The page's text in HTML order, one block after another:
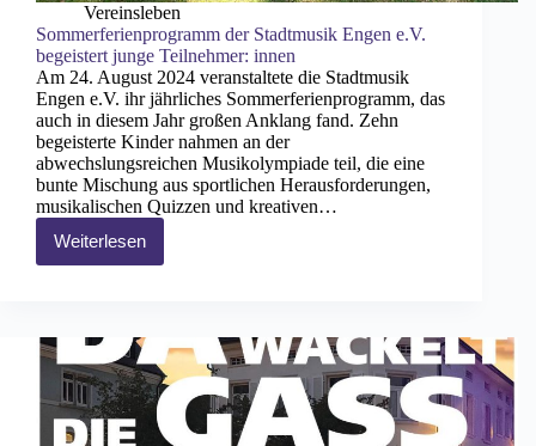
Vereinsleben
Sommerferienprogramm der Stadtmusik Engen e.V.
begeistert junge Teilnehmer: innen
Am 24. August 2024 veranstaltete die Stadtmusik
Engen e.V. ihr jährliches Sommerferienprogramm, das
auch in diesem Jahr großen Anklang fand. Zehn
begeisterte Kinder nahmen an der
abwechslungsreichen Musikolympiade teil, die eine
bunte Mischung aus sportlichen Herausforderungen,
musikalischen Quizzen und kreativen…
WeiterlesenSommerferienprogramm
der
begeistert
junge
Teilnehmer:
innen